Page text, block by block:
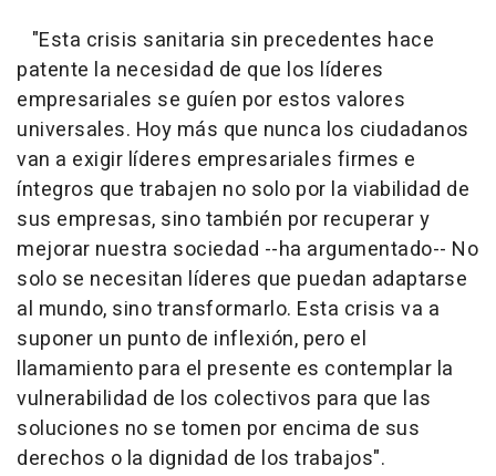
"Esta crisis sanitaria sin precedentes hace
patente la necesidad de que los líderes
empresariales se guíen por estos valores
universales. Hoy más que nunca los ciudadanos
van a exigir líderes empresariales firmes e
íntegros que trabajen no solo por la viabilidad de
sus empresas, sino también por recuperar y
mejorar nuestra sociedad --ha argumentado-- No
solo se necesitan líderes que puedan adaptarse
al mundo, sino transformarlo. Esta crisis va a
suponer un punto de inflexión, pero el
llamamiento para el presente es contemplar la
vulnerabilidad de los colectivos para que las
soluciones no se tomen por encima de sus
derechos o la dignidad de los trabajos".